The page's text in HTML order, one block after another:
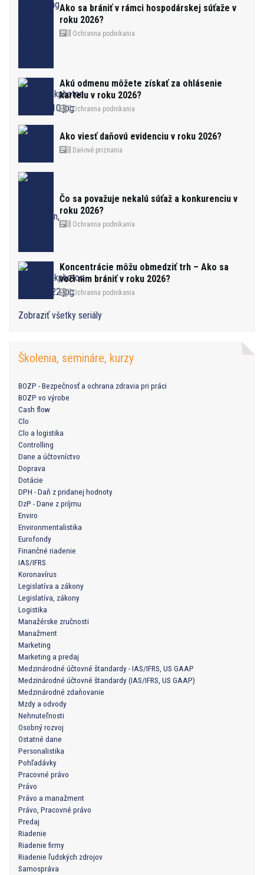
Ako sa brániť v rámci hospodárskej súťaže v
roku 2026?
Ochranna podnikania
Akú odmenu môžete získať za ohlásenie
kartelu v roku 2026?
Ochranna podnikania
Ako viesť daňovú evidenciu v roku 2026?
Daňové priznania
Čo sa považuje nekalú súťaž a konkurenciu v
roku 2026?
Ochranna podnikania
Koncentrácie môžu obmedziť trh – Ako sa
voči nim brániť v roku 2026?
Ochranna podnikania
Zobraziť všetky seriály
Školenia, semináre, kurzy
BOZP - Bezpečnosť a ochrana zdravia pri práci
BOZP vo výrobe
Cash flow
Clo
Clo a logistika
Controlling
Dane a účtovníctvo
Doprava
Dotácie
DPH - Daň z pridanej hodnoty
DzP - Dane z príjmu
Enviro
Environmentalistika
Eurofondy
Finančné riadenie
IAS/IFRS
Koronavírus
Legislatíva a zákony
Legislatíva, zákony
Logistika
Manažérske zručnosti
Manažment
Marketing
Marketing a predaj
Medzinárodné účtovné štandardy - IAS/IFRS, US GAAP
Medzinárodné účtovné štandardy (IAS/IFRS, US GAAP)
Medzinárodné zdaňovanie
Mzdy a odvody
Nehnuteľnosti
Osobný rozvoj
Ostatné dane
Personalistika
Pohľadávky
Pracovné právo
Právo
Právo a manažment
Právo, Pracovné právo
Predaj
Riadenie
Riadenie firmy
Riadenie ľudských zdrojov
Samospráva